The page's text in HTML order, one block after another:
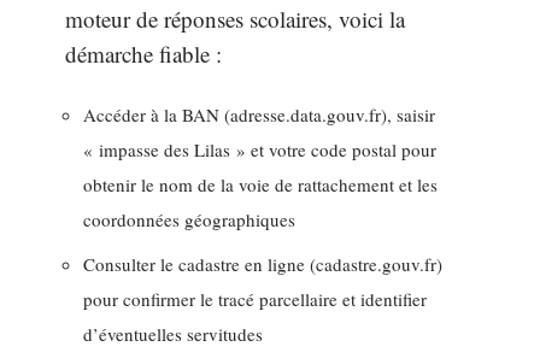
moteur de réponses scolaires, voici la
démarche fiable :
Accéder à la BAN (adresse.data.gouv.fr), saisir
« impasse des Lilas » et votre code postal pour
obtenir le nom de la voie de rattachement et les
coordonnées géographiques
Consulter le cadastre en ligne (cadastre.gouv.fr)
pour confirmer le tracé parcellaire et identifier
d’éventuelles servitudes